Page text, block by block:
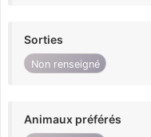
Sorties
Non renseigné
Animaux préférés